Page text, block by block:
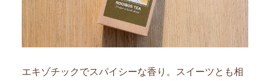
エキゾチックでスパイシーな香り。スイーツとも相